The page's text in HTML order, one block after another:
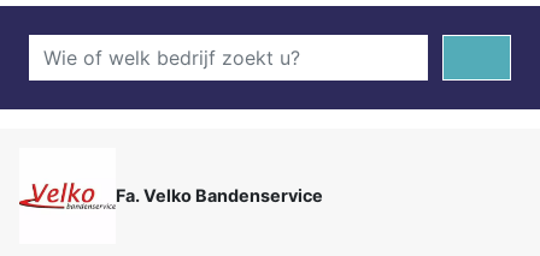
Fa. Velko Bandenservice